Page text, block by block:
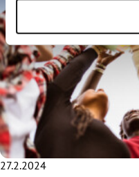
27.2.2024